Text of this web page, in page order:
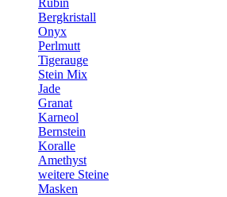
Bergkristall
Onyx
Perlmutt
Tigerauge
Stein Mix
Jade
Granat
Karneol
Bernstein
Koralle
Amethyst
weitere Steine
Masken